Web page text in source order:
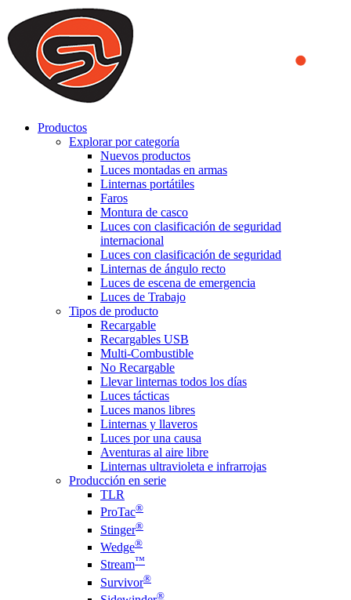
We use cookies to ensure that we provide you the best experience
on our website. By continuing to browse this website, you accept
that cookies are used to help us analyze how the website is used and
to offer you a better experience. To learn more or to find out how
you can disable cookies, you can access our
Productos
Explorar por categoría
Nuevos productos
Luces montadas en armas
Linternas portátiles
Faros
Montura de casco
Luces con clasificación de seguridad
internacional
Luces con clasificación de seguridad
Linternas de ángulo recto
Luces de escena de emergencia
Luces de Trabajo
Tipos de producto
Recargable
Recargables USB
Multi-Combustible
No Recargable
Llevar linternas todos los días
Luces tácticas
Luces manos libres
Linternas y llaveros
Luces por una causa
Aventuras al aire libre
Linternas ultravioleta e infrarrojas
Producción en serie
TLR
ProTac®
Stinger®
Wedge®
Stream™
Survivor®
®